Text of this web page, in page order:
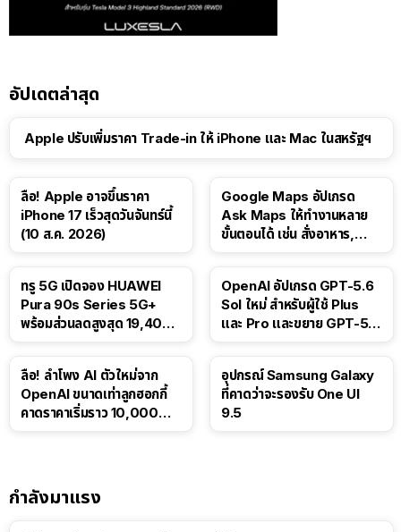
อัปเดตล่าสุด
Apple ปรับเพิ่มราคา Trade-in ให้ iPhone และ Mac ในสหรัฐฯ
ลือ! Apple อาจขึ้นราคา
iPhone 17 เร็วสุดวันจันทร์นี้
(10 ส.ค. 2026)
Google Maps อัปเกรด
Ask Maps ให้ทำงานหลาย
ขั้นตอนได้ เช่น สั่งอาหาร,
ทรู 5G เปิดจอง HUAWEI
Pura 90s Series 5G+
พร้อมส่วนลดสูงสุด 19,400
OpenAI อัปเกรด GPT-5.6
Sol ใหม่ สำหรับผู้ใช้ Plus
และ Pro และขยาย GPT-5.6
ลือ! ลำโพง AI ตัวใหม่จาก
OpenAI ขนาดเท่าลูกฮอกกี้
คาดราคาเริ่มราว 10,000
อุปกรณ์ Samsung Galaxy
ที่คาดว่าจะรองรับ One UI
9.5
กำลังมาแรง